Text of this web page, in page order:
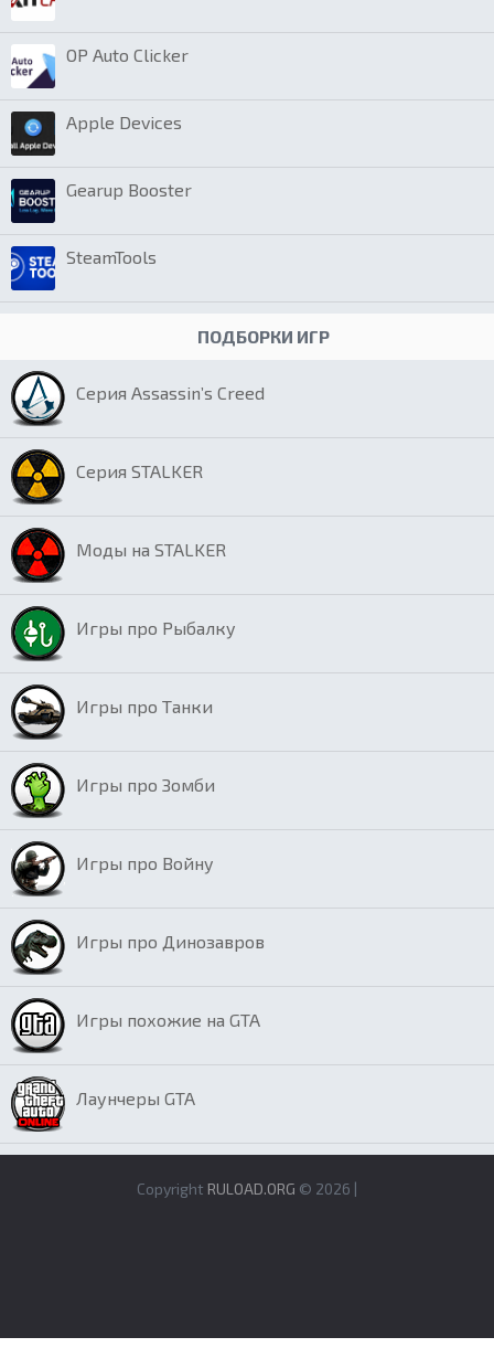
OP Auto Clicker
Apple Devices
Gearup Booster
SteamTools
ПОДБОРКИ ИГР
Серия Assassin’s Creed
Серия STALKER
Моды на STALKER
Игры про Рыбалку
Игры про Танки
Игры про Зомби
Игры про Войну
Игры про Динозавров
Игры похожие на GTA
Лаунчеры GTA
Copyright RULOAD.ORG © 2026 |